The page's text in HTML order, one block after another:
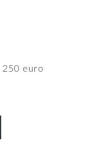
euro